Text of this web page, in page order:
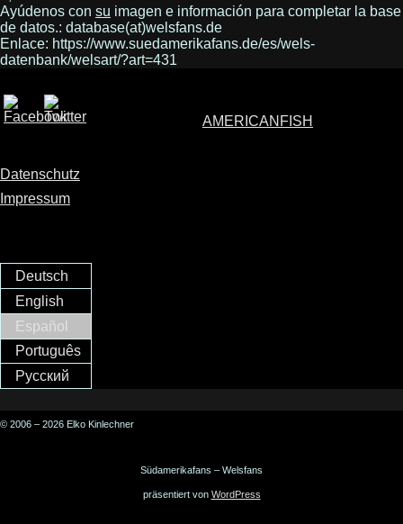
Ayúdenos con su imagen e información para completar la base
de datos.: database(at)welsfans.de
Enlace: https://www.suedamerikafans.de/es/wels-
datenbank/welsart/?art=431
AMERICANFISH
Datenschutz
Impressum
Deutsch
English
Español
Português
Русский
© 2006 – 2026 Elko Kinlechner
Südamerikafans – Welsfans
präsentiert von WordPress